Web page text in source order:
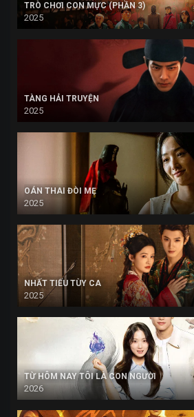
TRÒ CHƠI CON MỰC (PHẦN 3)
2025
TÀNG HẢI TRUYỆN
2025
OÁN THAI ĐÒI MẸ
2025
NHẤT TIẾU TÙY CA
2025
TỪ HÔM NAY TÔI LÀ CON NGƯỜI
2026